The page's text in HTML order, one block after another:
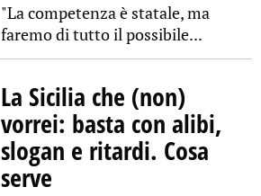
"La competenza è statale, ma
faremo di tutto il possibile...
La Sicilia che (non)
vorrei: basta con alibi,
slogan e ritardi. Cosa
serve